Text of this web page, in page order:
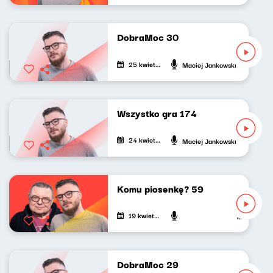
DobraMoc 30
25 kwietnia 2024 Maciej Jankowski
Wszystko gra 174
24 kwietnia 2024 Maciej Jankowski
Komu piosenkę? 59
19 kwietnia 2024 Maciej
DobraMoc 29